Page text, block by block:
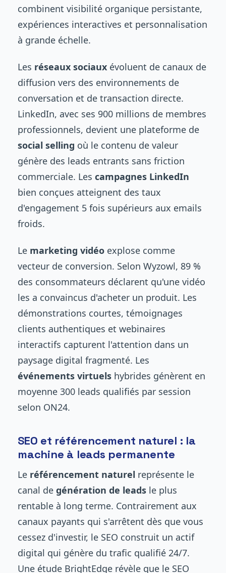
combinent visibilité organique persistante,
expériences interactives et personnalisation
à grande échelle.
Les réseaux sociaux évoluent de canaux de
diffusion vers des environnements de
conversation et de transaction directe.
LinkedIn, avec ses 900 millions de membres
professionnels, devient une plateforme de
social selling où le contenu de valeur
génère des leads entrants sans friction
commerciale. Les campagnes LinkedIn
bien conçues atteignent des taux
d'engagement 5 fois supérieurs aux emails
froids.
Le marketing vidéo explose comme
vecteur de conversion. Selon Wyzowl, 89 %
des consommateurs déclarent qu'une vidéo
les a convaincus d'acheter un produit. Les
démonstrations courtes, témoignages
clients authentiques et webinaires
interactifs capturent l'attention dans un
paysage digital fragmenté. Les
événements virtuels hybrides génèrent en
moyenne 300 leads qualifiés par session
selon ON24.
SEO et référencement naturel : la
machine à leads permanente
Le référencement naturel représente le
canal de génération de leads le plus
rentable à long terme. Contrairement aux
canaux payants qui s'arrêtent dès que vous
cessez d'investir, le SEO construit un actif
digital qui génère du trafic qualifié 24/7.
Une étude BrightEdge révèle que le SEO